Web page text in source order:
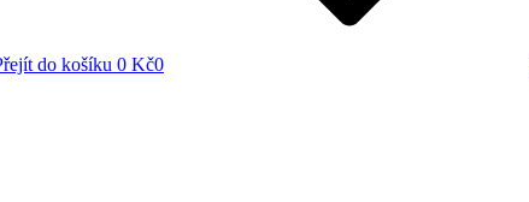
do košíku 0 Kč0